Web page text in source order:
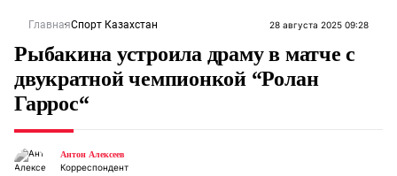
ГлавнаяСпорт Казахстан 28 августа 2025 09:28
Рыбакина устроила драму в матче с
двукратной чемпионкой “Ролан
Гаррос“
Антон Алексеев
Корреспондент